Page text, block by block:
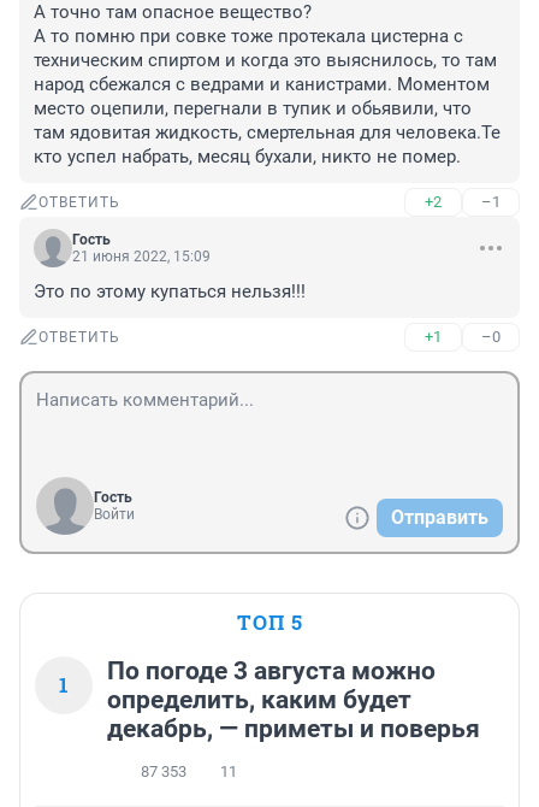
А точно там опасное вещество?
А то помню при совке тоже протекала цистерна с
техническим спиртом и когда это выяснилось, то там
народ сбежался с ведрами и канистрами. Моментом
место оцепили, перегнали в тупик и обьявили, что
там ядовитая жидкость, смертельная для человека.Те
кто успел набрать, месяц бухали, никто не помер.
ОТВЕТИТЬ +2 –1
Гость
21 июня 2022, 15:09
Это по этому купаться нельзя!!!
ОТВЕТИТЬ +1 –0
Гость
Войти
Отправить
ТОП 5
1
По погоде 3 августа можно
определить, каким будет
декабрь, — приметы и поверья
87 353 11